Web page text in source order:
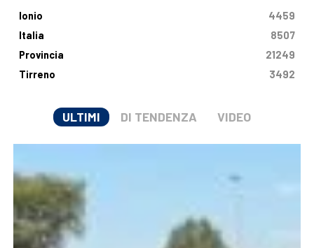
Ionio
4459
Italia
8507
Provincia
21249
Tirreno
3492
ULTIMI DI TENDENZA VIDEO